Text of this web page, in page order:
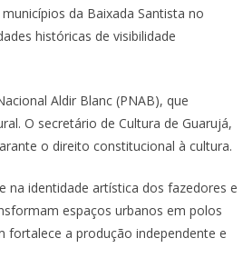
da Baixada Santista no
históricas de visibilidade
Aldir Blanc (PNAB), que
O secretário de Cultura de Guarujá,
o direito constitucional à cultura.
na identidade artística dos fazedores e
espaços urbanos em polos
fortalece a produção independente e